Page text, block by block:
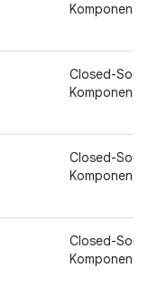
Komponente
Closed-
Komponente
Closed-
Komponente
Closed-
Komponente